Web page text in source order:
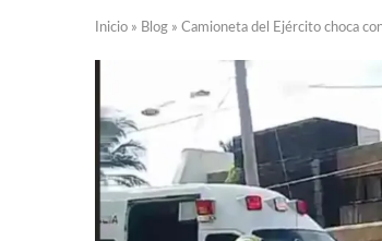
Inicio » Blog » Camioneta del Ejército choca